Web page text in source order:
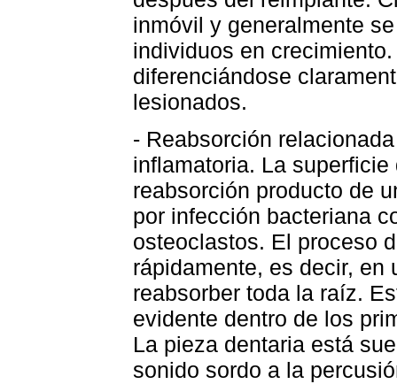
inmóvil y generalmente
individuos en
diferenciándose
lesionados.
- Reabsorción
inflamatoria. La
reabsorción producto de
por infección bacteriana
osteoclastos. El proceso
rápidamente, es decir, en
reabsorber toda la raíz.
evidente dentro de los
La pieza dentaria está
sonido sordo a la